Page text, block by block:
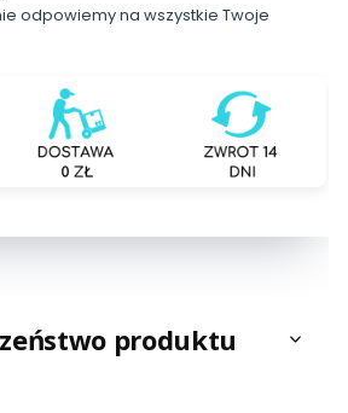
odpowiemy na wszystkie Twoje
produktu